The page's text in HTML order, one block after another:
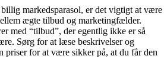
markedsparasol, er det vigtigt at være
ægte tilbud og marketingfælder.
med “tilbud”, der egentlig ikke er så
Sørg for at læse beskrivelser og
priser for at være sikker på, at du får den